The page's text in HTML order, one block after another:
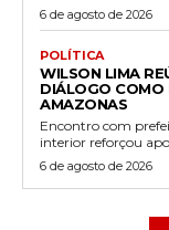
6 de agosto de 2026
POLÍTICA
WILSON LIMA
DIÁLOGO COMO
AMAZONAS
Encontro com
interior reforçou
6 de agosto de 2026